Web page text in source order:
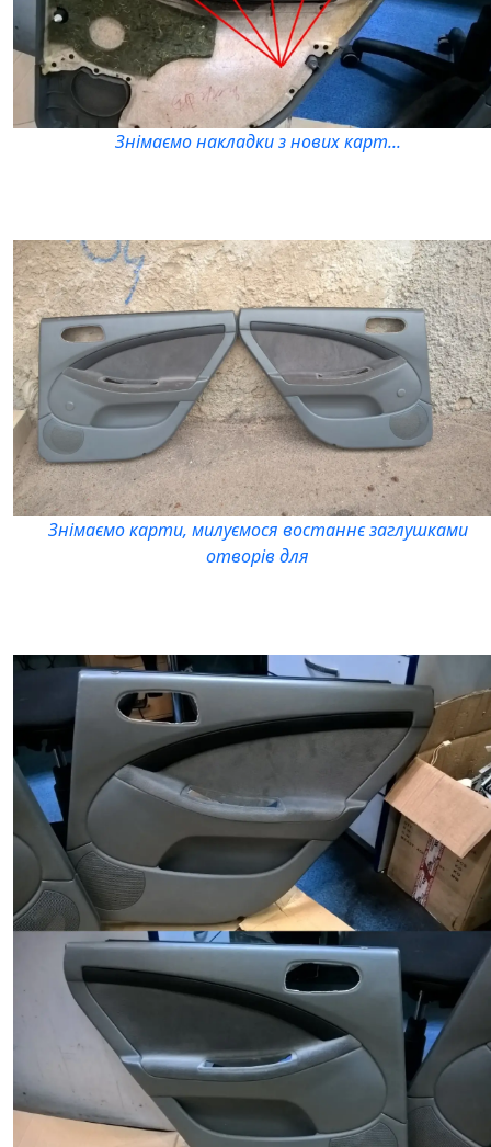
Знімаємо накладки з нових карт...
Знімаємо карти, милуємося востаннє заглушками
отворів для